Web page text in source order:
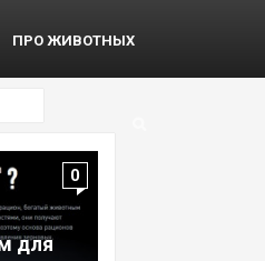
ПРО ЖИВОТНЫХ
0
для